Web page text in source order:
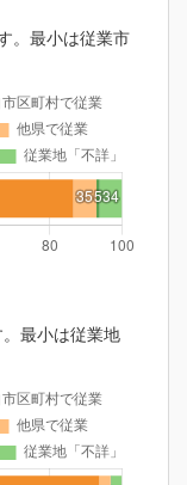
。最小は従業市
最小は従業地